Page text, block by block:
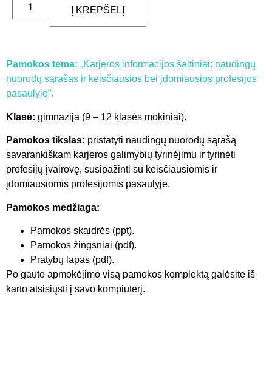
Į KREPŠELĮ
Pamokos tema: „Karjeros informacijos šaltiniai: naudingų
nuorodų sąrašas ir keisčiausios bei įdomiausios profesijos
pasaulyje”.
Klasė: gimnazija (9 – 12 klasės mokiniai).
Pamokos tikslas: pristatyti naudingų nuorodų sąrašą
savarankiškam karjeros galimybių tyrinėjimu ir tyrinėti
profesijų įvairovę, susipažinti su keisčiausiomis ir
įdomiausiomis profesijomis pasaulyje.
Pamokos medžiaga:
Pamokos skaidrės (ppt).
Pamokos žingsniai (pdf).
Pratybų lapas (pdf).
Po gauto apmokėjimo visą pamokos komplektą galėsite iš
karto atsisiųsti į savo kompiuterį.